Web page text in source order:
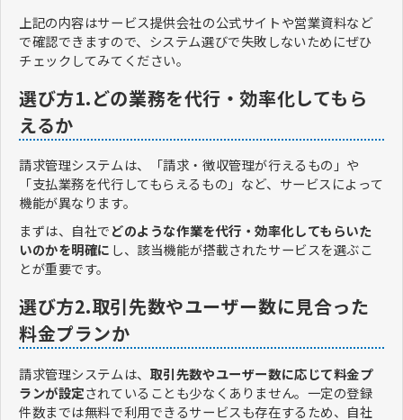
上記の内容はサービス提供会社の公式サイトや営業資料など
で確認できますので、システム選びで失敗しないためにぜひ
チェックしてみてください。
選び方1.どの業務を代行・効率化してもら
えるか
請求管理システムは、「請求・徴収管理が行えるもの」や
「支払業務を代行してもらえるもの」など、サービスによって
機能が異なります。
まずは、自社でどのような作業を代行・効率化してもらいた
いのかを明確に し、該当機能が搭載されたサービスを選ぶこ
とが重要です。
選び方2.取引先数やユーザー数に見合った
料金プランか
請求管理システムは、 取引先数やユーザー数に応じて料金プ
ランが設定されていることも少なくありません。一定の登録
件数までは無料で利用できるサービスも存在するため、自社